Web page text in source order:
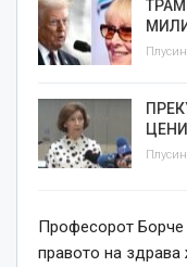
Професорот
правото на здрава